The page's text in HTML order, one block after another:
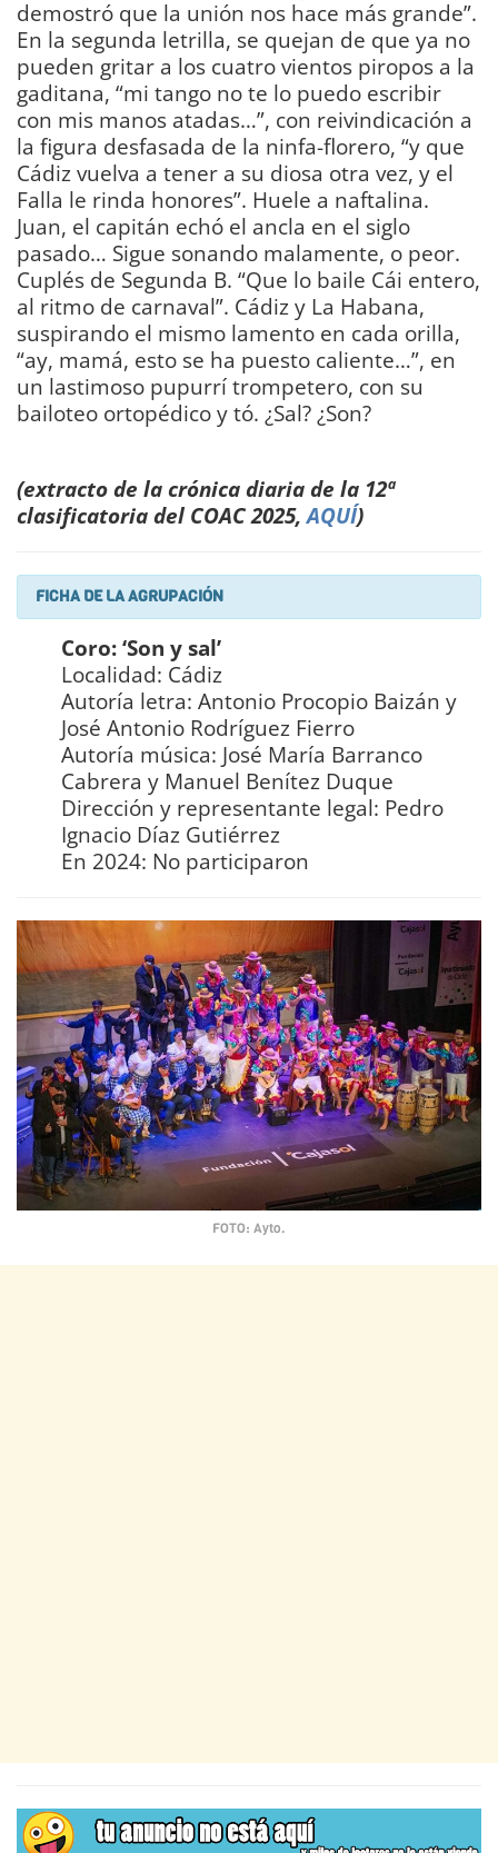
demostró que la unión nos hace más grande”.
En la segunda letrilla, se quejan de que ya no
pueden gritar a los cuatro vientos piropos a la
gaditana, “mi tango no te lo puedo escribir
con mis manos atadas…”, con reivindicación a
la figura desfasada de la ninfa-florero, “y que
Cádiz vuelva a tener a su diosa otra vez, y el
Falla le rinda honores”. Huele a naftalina.
Juan, el capitán echó el ancla en el siglo
pasado… Sigue sonando malamente, o peor.
Cuplés de Segunda B. “Que lo baile Cái entero,
al ritmo de carnaval”. Cádiz y La Habana,
suspirando el mismo lamento en cada orilla,
“ay, mamá, esto se ha puesto caliente…”, en
un lastimoso pupurrí trompetero, con su
bailoteo ortopédico y tó. ¿Sal? ¿Son?
(extracto de la crónica diaria de la 12ª
clasificatoria del COAC 2025,AQUÍ)
FICHA DE LA AGRUPACIÓN
Coro: ‘Son y sal’
Localidad: Cádiz
Autoría letra: Antonio Procopio Baizán y
José Antonio Rodríguez Fierro
Autoría música: José María Barranco
Cabrera y Manuel Benítez Duque
Dirección y representante legal: Pedro
Ignacio Díaz Gutiérrez
En 2024: No participaron
FOTO: Ayto.